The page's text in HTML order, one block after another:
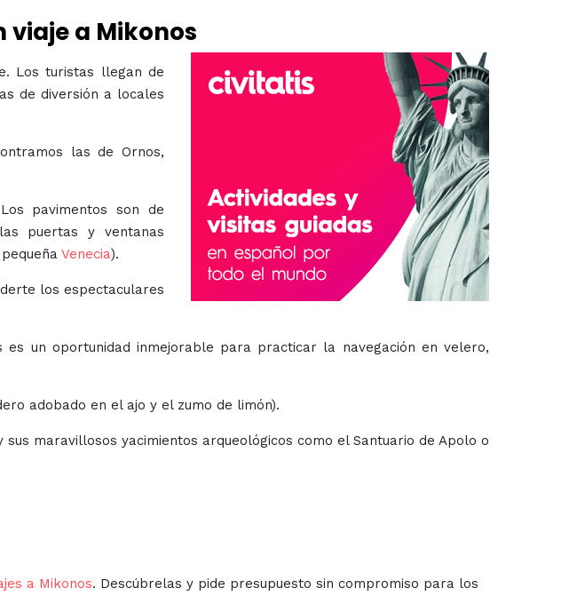
viaje a Mikonos
Los turistas llegan de
de diversión a locales
las de Ornos,
pavimentos son de
puertas y ventanas
Venecia).
los espectaculares
un oportunidad inmejorable para practicar la navegación en velero,
adobado en el ajo y el zumo de limón).
maravillosos yacimientos arqueológicos como el Santuario de Apolo o
a Mikonos. Descúbrelas y pide presupuesto sin compromiso para los